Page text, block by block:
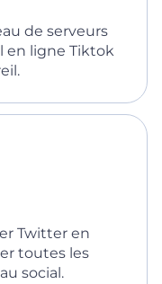
de serveurs
en ligne Tiktok
Twitter en
toutes les
social.